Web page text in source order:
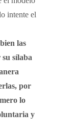
intente el
las
sílaba
por
lo
y